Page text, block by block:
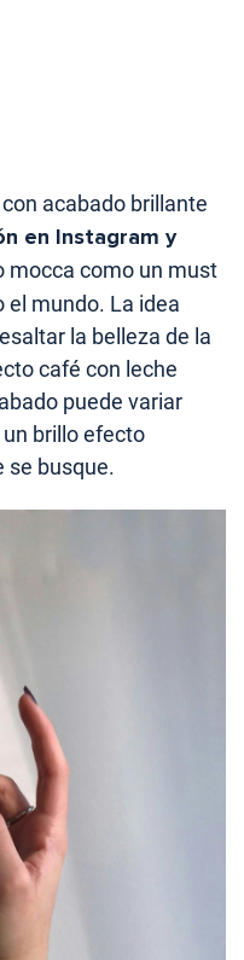
acabado brillante
en Instagram y
mocca como un must
el mundo. La idea
la belleza de la
café con leche
puede variar
brillo efecto
se busque.